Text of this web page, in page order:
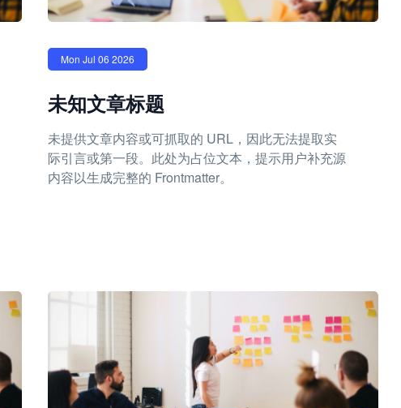
Mon Jul 06 2026
未知文章标题
未提供文章内容或可抓取的 URL，因此无法提取实
际引言或第一段。此处为占位文本，提示用户补充源
内容以生成完整的 Frontmatter。